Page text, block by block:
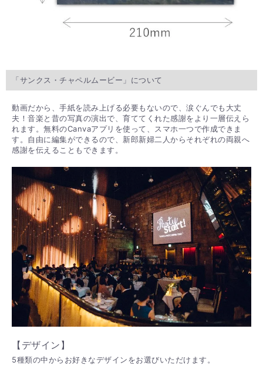
「サンクス・チャペルムービー」について
動画だから、手紙を読み上げる必要もないので、涙ぐんでも大丈
夫！音楽と昔の写真の演出で、育ててくれた感謝をより一層伝えら
れます。無料のCanvaアプリを使って、スマホ一つで作成できま
す。自由に編集ができるので、新郎新婦二人からそれぞれの両親へ
感謝を伝えることもできます。
【デザイン】
5種類の中からお好きなデザインをお選びいただけます。